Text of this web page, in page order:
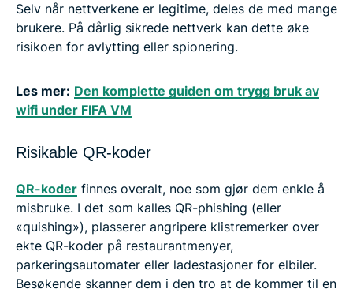
Selv når nettverkene er legitime, deles de med mange
brukere. På dårlig sikrede nettverk kan dette øke
risikoen for avlytting eller spionering.
Les mer: Den komplette guiden om trygg bruk av
wifi under FIFA VM
Risikable QR-koder
QR-koder finnes overalt, noe som gjør dem enkle å
misbruke. I det som kalles QR-phishing (eller
«quishing»), plasserer angripere klistremerker over
ekte QR-koder på restaurantmenyer,
parkeringsautomater eller ladestasjoner for elbiler.
Besøkende skanner dem i den tro at de kommer til en